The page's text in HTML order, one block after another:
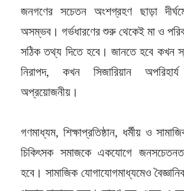
জনগণের সচেতন অংশগ্রহণ ছাড়া
অসম্ভব। গর্ভধারণের শুরু থেকেই মা ও
সঠিক তথ্য দিতে হবে। জানতে হবে কখন
নিরাপদ, কখন সিজারিয়ান
অপ্রয়োজনীয়।
গণমাধ্যম, শিক্ষাপ্রতিষ্ঠান, ধর্মীয় ও
চিকিৎসক সমাজকে একযোগে
হবে। সামাজিক যোগাযোগমাধ্যমেও